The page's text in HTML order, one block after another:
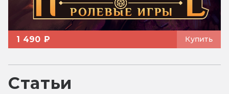
1 490 ₽ Купить
Статьи